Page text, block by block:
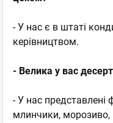
- У нас є в штаті
керівництвом.
- Велика у вас
- У нас представлені
млинчики,